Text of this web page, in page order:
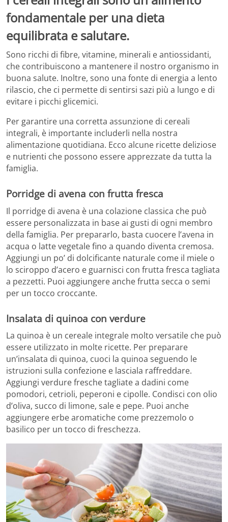
fondamentale per una dieta
equilibrata e salutare.
Sono ricchi di fibre, vitamine, minerali e antiossidanti,
che contribuiscono a mantenere il nostro organismo in
buona salute. Inoltre, sono una fonte di energia a lento
rilascio, che ci permette di sentirsi sazi più a lungo e di
evitare i picchi glicemici.
Per garantire una corretta assunzione di cereali
integrali, è importante includerli nella nostra
alimentazione quotidiana. Ecco alcune ricette deliziose
e nutrienti che possono essere apprezzate da tutta la
famiglia.
Porridge di avena con frutta fresca
Il porridge di avena è una colazione classica che può
essere personalizzata in base ai gusti di ogni membro
della famiglia. Per prepararlo, basta cuocere l’avena in
acqua o latte vegetale fino a quando diventa cremosa.
Aggiungi un po’ di dolcificante naturale come il miele o
lo sciroppo d’acero e guarnisci con frutta fresca tagliata
a pezzetti. Puoi aggiungere anche frutta secca o semi
per un tocco croccante.
Insalata di quinoa con verdure
La quinoa è un cereale integrale molto versatile che può
essere utilizzato in molte ricette. Per preparare
un’insalata di quinoa, cuoci la quinoa seguendo le
istruzioni sulla confezione e lasciala raffreddare.
Aggiungi verdure fresche tagliate a dadini come
pomodori, cetrioli, peperoni e cipolle. Condisci con olio
d’oliva, succo di limone, sale e pepe. Puoi anche
aggiungere erbe aromatiche come prezzemolo o
basilico per un tocco di freschezza.